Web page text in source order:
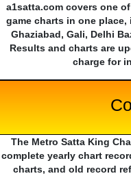
a1satta.com covers one
game charts in one place,
Ghaziabad, Gali, Delhi
Results and charts are
charge for
The Metro Satta King
complete yearly chart
charts, and old record